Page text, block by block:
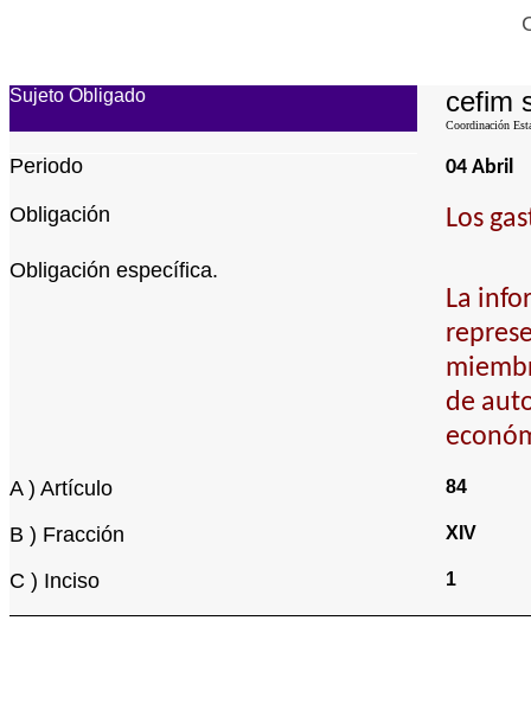
Sujeto Obligado cefim
Coordinación
Periodo 04 Abril
Obligación Los
Obligación específica.
La
de
A ) Artículo 84
B ) Fracción XIV
C ) Inciso 1